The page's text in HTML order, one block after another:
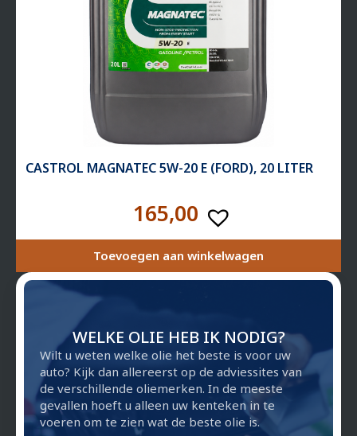
CASTROL MAGNATEC 5W-20 E (FORD), 20 LITER
165,00
Toevoegen aan winkelwagen
WELKE OLIE HEB IK NODIG?
Wilt u weten welke olie het beste is voor uw
auto? Kijk dan allereerst op de adviessites van
de verschillende oliemerken. In de meeste
gevallen hoeft u alleen uw kenteken in te
voeren om te zien wat de beste olie is.